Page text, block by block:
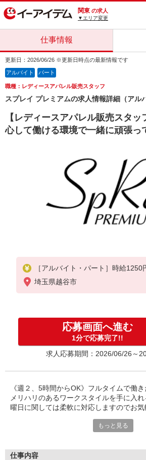
関東 の求人
▼エリア変更
仕事情報
更新日：2026/06/26 ※更新日時点の最新情報です
アルバイト パート
職種：レディースアパレル販売スタッフ
スプレイ プレミアムの求人情報詳細（アル
【レディースアパレル販売スタ
心して働ける環境で一緒に頑張っ
［アルバイト・パート］時給1250
※経験・能力により優遇します。
埼玉県越谷市
応募画面へ進む
1分で応募完了!!
求人応募期間：2026/06/26～
《週２、5時間からOK》フルタイムで働
メリハリのあるワークスタイルを手に入
曜日に関しては柔軟に対応しますのでお
《20代女性が活躍中》オシャレ好きが集ま
ぐに馴染んで頂けると思います☆
もっと見る
仕事内容